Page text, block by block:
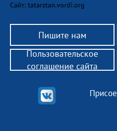
Сайт: tatarstan.vordi.org
Пишите нам
Пользовательское
соглашение сайта